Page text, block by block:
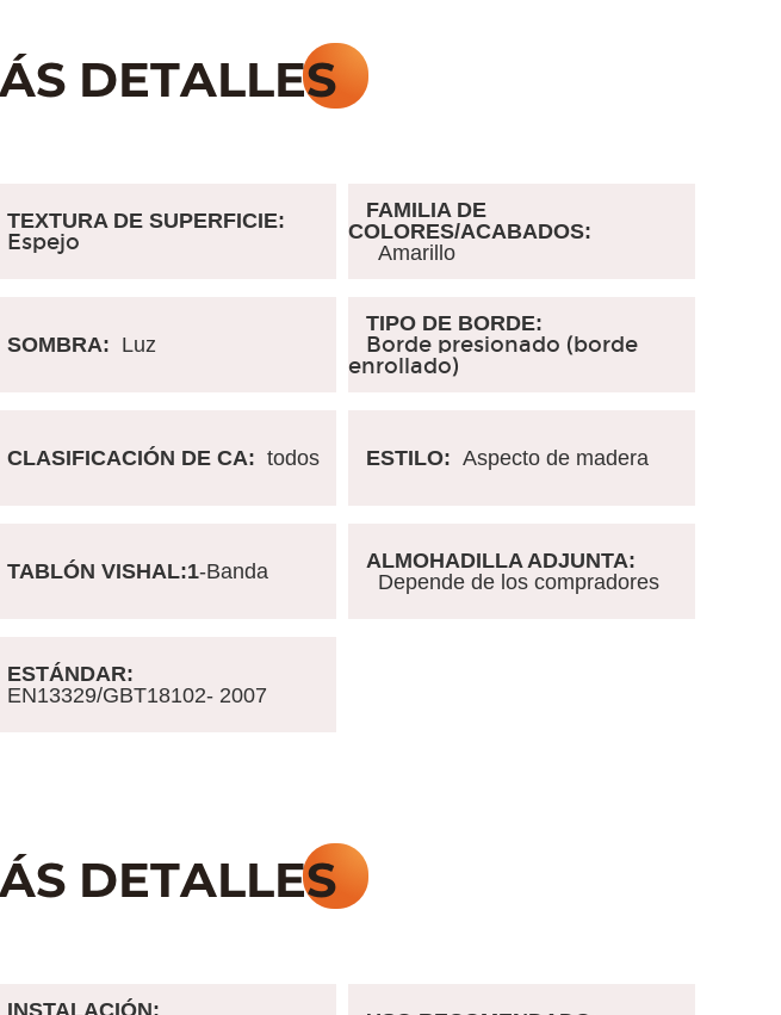
TEXTURA DE SUPERFICIE:
Espejo
FAMILIA DE
COLORES/ACABADOS:
Amarillo
SOMBRA: Luz
TIPO DE BORDE:
Borde presionado (borde
enrollado)
CLASIFICACIÓN DE CA: todos ESTILO: Aspecto de madera
TABLÓN VISHAL:1-Banda
ALMOHADILLA ADJUNTA:
Depende de los compradores
ESTÁNDAR:
EN13329/GBT18102- 2007
INSTALACIÓN: